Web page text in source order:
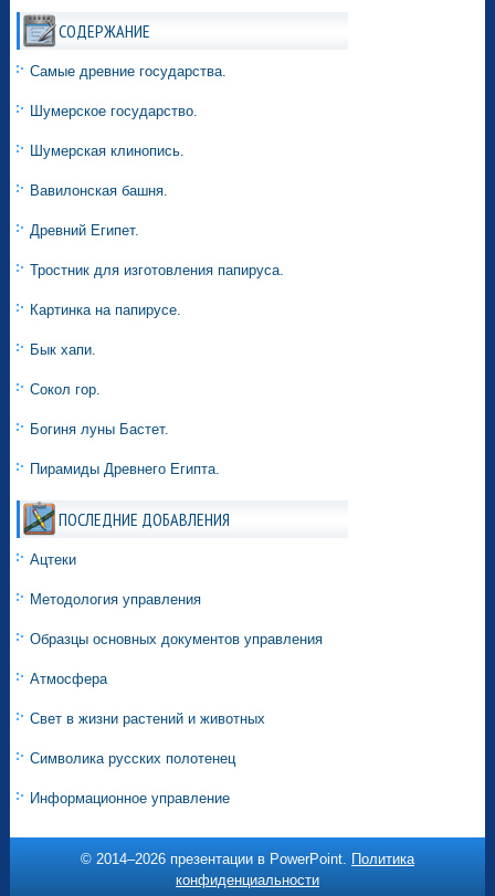
СОДЕРЖАНИЕ
Самые древние государства.
Шумерское государство.
Шумерская клинопись.
Вавилонская башня.
Древний Египет.
Тростник для изготовления папируса.
Картинка на папирусе.
Бык хапи.
Сокол гор.
Богиня луны Бастет.
Пирамиды Древнего Египта.
ПОСЛЕДНИЕ ДОБАВЛЕНИЯ
Ацтеки
Методология управления
Образцы основных документов управления
Атмосфера
Свет в жизни растений и животных
Символика русских полотенец
Информационное управление
© 2014–2026 презентации в PowerPoint.
Политика
конфиденциальности